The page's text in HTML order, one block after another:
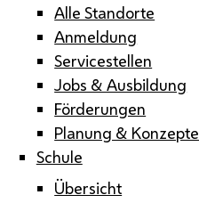
Alle Standorte
Anmeldung
Servicestellen
Jobs & Ausbildung
Förderungen
Planung & Konzepte
Schule
Übersicht